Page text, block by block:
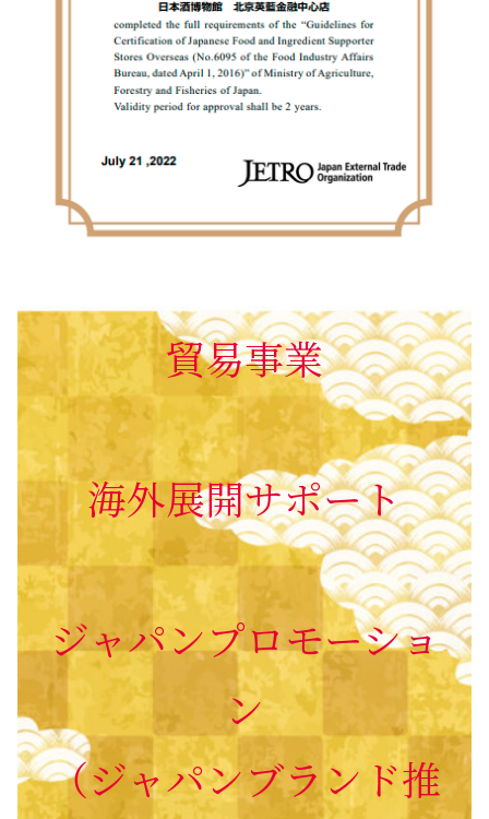
貿易事業
海外展開サポート
ジャパンプロモーショ
ン
（ジャパンブランド推